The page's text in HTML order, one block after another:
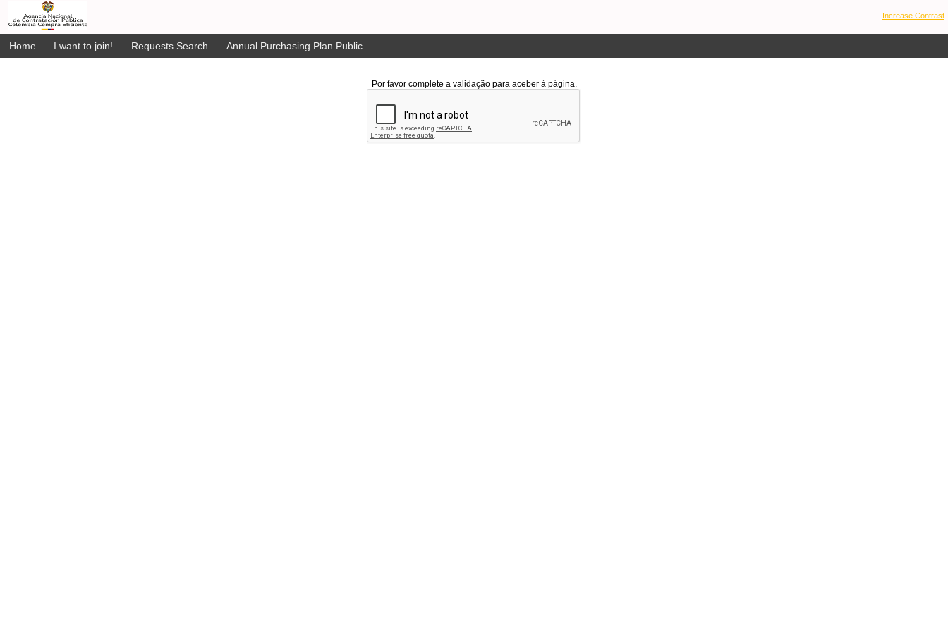
Increase Contrast
Home I want to join! Requests Search Annual Purchasing Plan Public
Por favor complete a validação para aceber à página.